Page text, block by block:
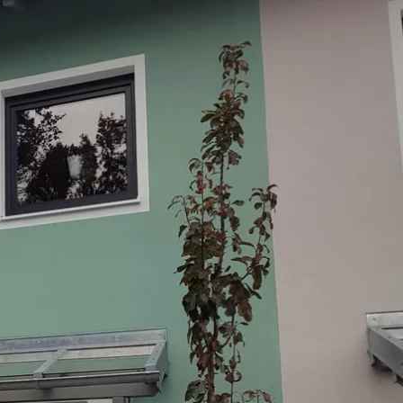
the farm
Service
Weather
Order
brochures
Contact